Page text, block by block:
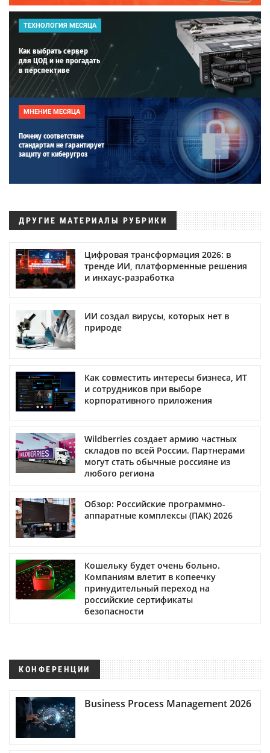
ТЕХНОЛОГИЯ МЕСЯЦА
Как выбрать сервер
для ЦОД и не прогадать
в перспективе
МНЕНИЕ МЕСЯЦА
Почему соответствие
стандартам не гарантирует
защиту от киберугроз
ДРУГИЕ МАТЕРИАЛЫ РУБРИКИ
Цифровая трансформация 2026: в
тренде ИИ, платформенные решения
и инхаус-разработка
ИИ создал вирусы, которых нет в
природе
Как совместить интересы бизнеса, ИТ
и сотрудников при выборе
корпоративного приложения
Wildberries создает армию частных
складов по всей России. Партнерами
могут стать обычные россияне из
любого региона
Обзор: Российские программно-
аппаратные комплексы (ПАК) 2026
Кошельку будет очень больно.
Компаниям влетит в копеечку
принудительный переход на
российские сертификаты
безопасности
КОНФЕРЕНЦИИ
Business Process Management 2026